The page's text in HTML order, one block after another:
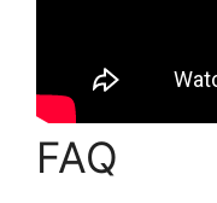
FAQ